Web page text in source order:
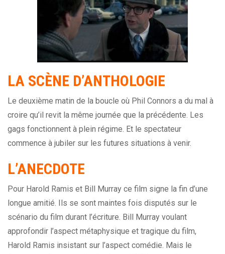
LA SCÈNE D’ANTHOLOGIE
Le deuxième matin de la boucle où Phil Connors a du mal à
croire qu’il revit la même journée que la précédente. Les
gags fonctionnent à plein régime. Et le spectateur
commence à jubiler sur les futures situations à venir.
L’ANECDOTE
Pour Harold Ramis et Bill Murray ce film signe la fin d’une
longue amitié. Ils se sont maintes fois disputés sur le
scénario du film durant l’écriture. Bill Murray voulant
approfondir l’aspect métaphysique et tragique du film,
Harold Ramis insistant sur l’aspect comédie. Mais le